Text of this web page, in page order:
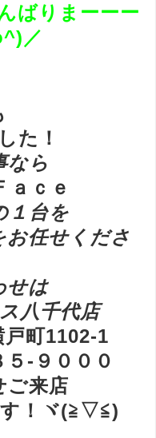
ばりまーーー
／
た！
なら
ａｃｅ
１台を
お任せくださ
せは
八千代店
町1102-1
５-９０００
ご来店
！ヾ(≧▽≦)